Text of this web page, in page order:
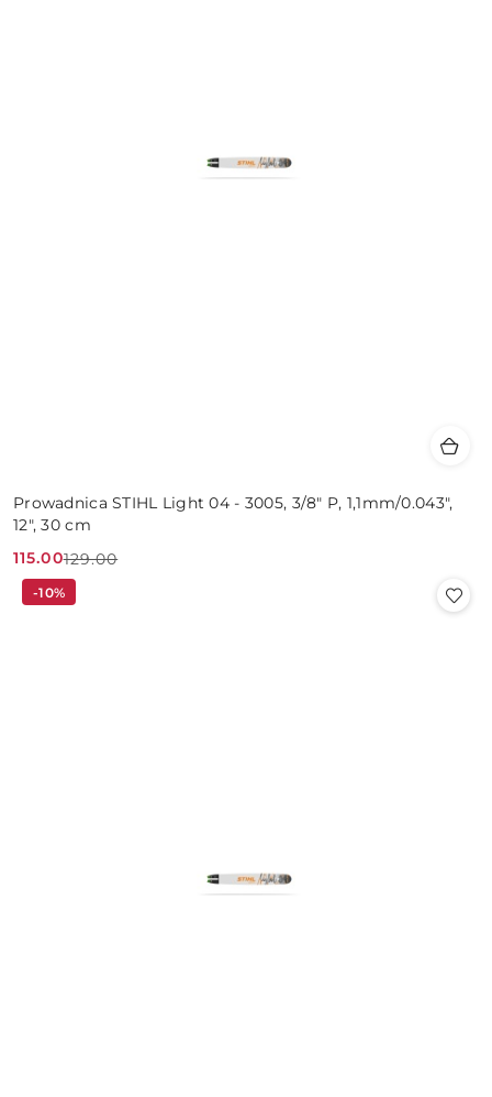
Prowadnica STIHL Light 04 - 3005, 3/8" P, 1,1mm/0.043",
12", 30 cm
Cena
promocyjna:
115.00
Cena
przed
129.00
-10%